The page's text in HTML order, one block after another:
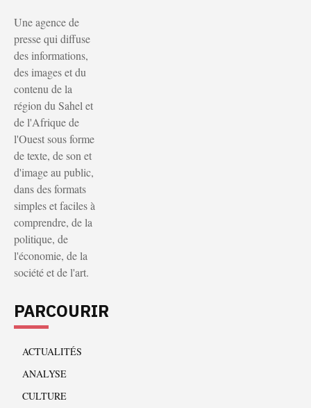
Une agence de
presse qui diffuse
des informations,
des images et du
contenu de la
région du Sahel et
de l'Afrique de
l'Ouest sous forme
de texte, de son et
d'image au public,
dans des formats
simples et faciles à
comprendre, de la
politique, de
l'économie, de la
société et de l'art.
PARCOURIR
ACTUALITÉS
ANALYSE
CULTURE